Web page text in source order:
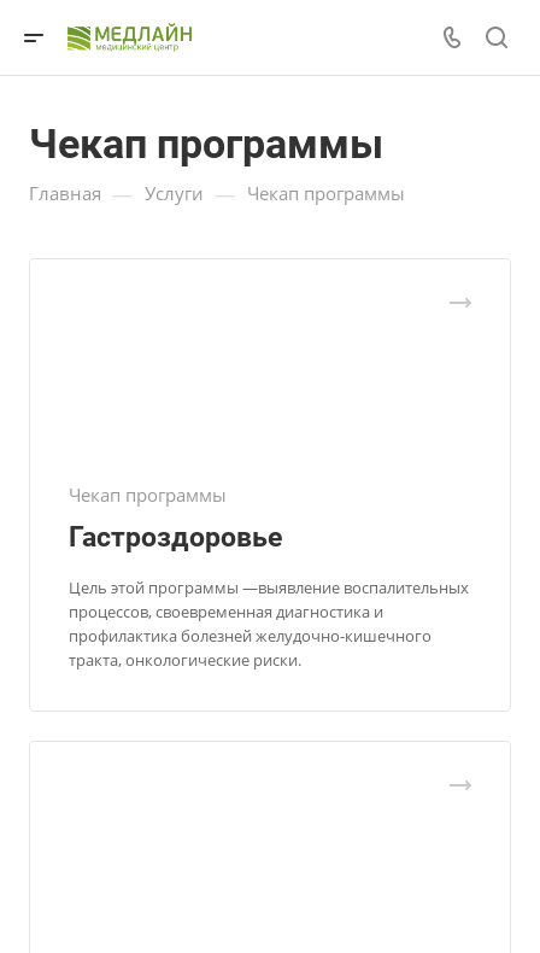
Чекап программы
Главная — Услуги — Чекап программы
Чекап программы
Гастроздоровье
Цель этой программы —выявление воспалительных
процессов, своевременная диагностика и
профилактика болезней желудочно-кишечного
тракта, онкологические риски.